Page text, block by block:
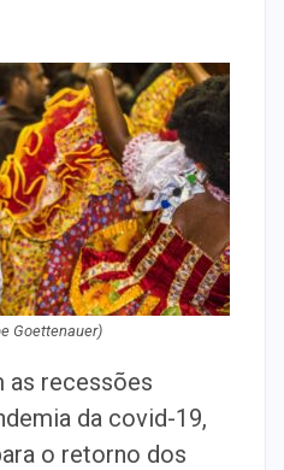
Goettenauer)
as recessões
da covid-19,
o retorno dos